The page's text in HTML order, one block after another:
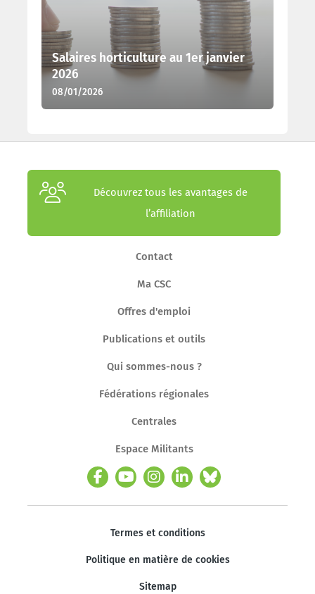
Salaires horticulture au 1er janvier
2026
08/01/2026
Découvrez tous les avantages de
l’affiliation
Contact
Ma CSC
Offres d'emploi
Publications et outils
Qui sommes-nous ?
Fédérations régionales
Centrales
Espace Militants
Termes et conditions
Politique en matière de cookies
Sitemap